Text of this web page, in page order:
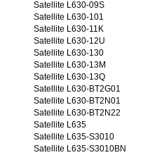
Satellite L630-09S
Satellite L630-101
Satellite L630-11K
Satellite L630-12U
Satellite L630-130
Satellite L630-13M
Satellite L630-13Q
Satellite L630-BT2G01
Satellite L630-BT2N01
Satellite L630-BT2N22
Satellite L635
Satellite L635-S3010
Satellite L635-S3010BN